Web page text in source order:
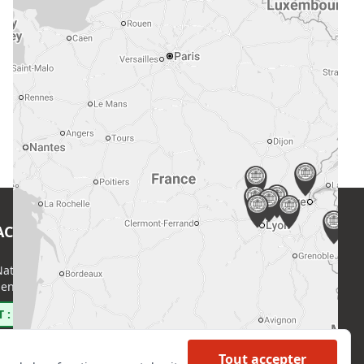
Tout accepter
de l’Expertise (CNE)
Regnault, 75014 Paris
: 0800 00 80 89
EN SAVOIR PLUS
Formations
Nous rejoindre
Partenaires